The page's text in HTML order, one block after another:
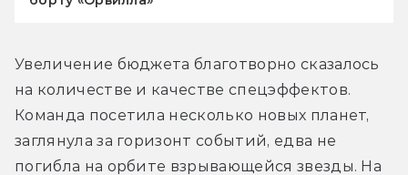
Увеличение бюджета благотворно сказалось
на количестве и качестве спецэффектов.
Команда посетила несколько новых планет,
заглянула за горизонт событий, едва не
погибла на орбите взрывающейся звезды. На